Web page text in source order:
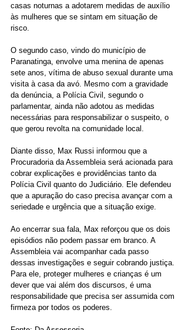
casas noturnas a adotarem medidas de auxílio
às mulheres que se sintam em situação de
risco.
O segundo caso, vindo do município de
Paranatinga, envolve uma menina de apenas
sete anos, vítima de abuso sexual durante uma
visita à casa da avó. Mesmo com a gravidade
da denúncia, a Polícia Civil, segundo o
parlamentar, ainda não adotou as medidas
necessárias para responsabilizar o suspeito, o
que gerou revolta na comunidade local.
Diante disso, Max Russi informou que a
Procuradoria da Assembleia será acionada para
cobrar explicações e providências tanto da
Polícia Civil quanto do Judiciário. Ele defendeu
que a apuração do caso precisa avançar com a
seriedade e urgência que a situação exige.
Ao encerrar sua fala, Max reforçou que os dois
episódios não podem passar em branco. A
Assembleia vai acompanhar cada passo
dessas investigações e seguir cobrando justiça.
Para ele, proteger mulheres e crianças é um
dever que vai além dos discursos, é uma
responsabilidade que precisa ser assumida com
firmeza por todos os poderes.